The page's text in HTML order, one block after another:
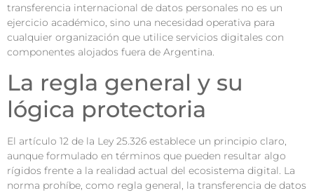
transferencia internacional de datos personales no es un
ejercicio académico, sino una necesidad operativa para
cualquier organización que utilice servicios digitales con
componentes alojados fuera de Argentina.
La regla general y su
lógica protectoria
El artículo 12 de la Ley 25.326 establece un principio claro,
aunque formulado en términos que pueden resultar algo
rígidos frente a la realidad actual del ecosistema digital. La
norma prohíbe, como regla general, la transferencia de datos